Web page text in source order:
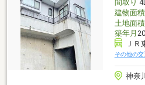
間取り
建物面積
土地面積
築年月
ＪＲ
その他の交
神奈